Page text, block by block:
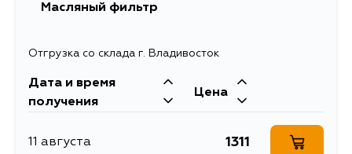
Масляный фильтр
Отгрузка со склада г. Владивосток
Дата и время
получения
Цена
11 августа 1311